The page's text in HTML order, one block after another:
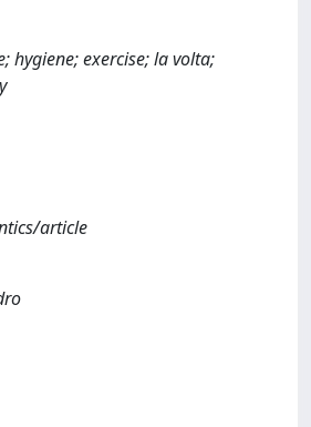
hygiene; exercise; la volta;
article